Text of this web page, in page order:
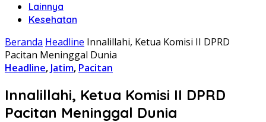
Lainnya
Kesehatan
Beranda Headline Innalillahi, Ketua Komisi II DPRD
Pacitan Meninggal Dunia
Headline, Jatim, Pacitan
Innalillahi, Ketua Komisi II DPRD
Pacitan Meninggal Dunia